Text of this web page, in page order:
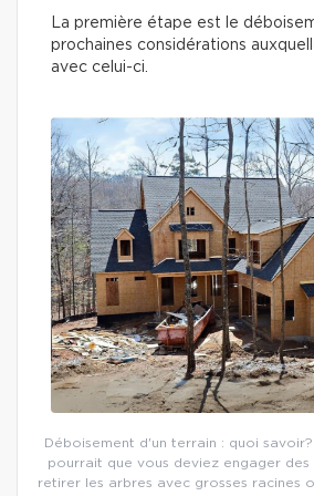
La première étape est le
prochaines considérations
avec celui-ci.
Déboisement d'un terrain : quoi savoir?
pourrait que vous deviez engager des
retirer les arbres avec grosses racines